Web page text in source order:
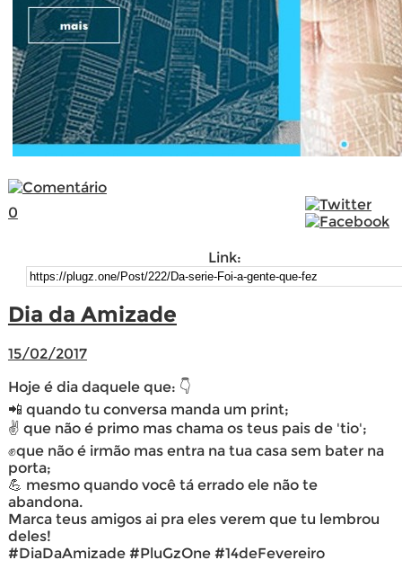
0
Link:
Dia da Amizade
15/02/2017
Hoje é dia daquele que: 👇
📲 quando tu conversa manda um print;
✌️ que não é primo mas chama os teus pais de 'tio';
✊que não é irmão mas entra na tua casa sem bater na
porta;
💪 mesmo quando você tá errado ele não te
abandona.
Marca teus amigos ai pra eles verem que tu lembrou
deles!
#DiaDaAmizade #PluGzOne #14deFevereiro